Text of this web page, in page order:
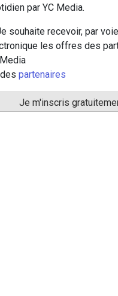
par YC Media.
souhaite recevoir, par voie
les offres des
partenaires